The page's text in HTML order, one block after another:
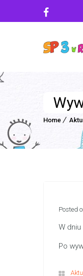
Home
Posted
W
Po